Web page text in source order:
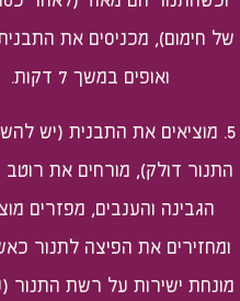
של חימום), מכניסים את
ואופים במשך 7 דקות.
5. מוציאים את התבנית (יש
התנור דולק), מורחים את
הגבינה והענבים, מפזרים
ומחזירים את הפיצה לתנור
מונחת ישירות על רשת התנור